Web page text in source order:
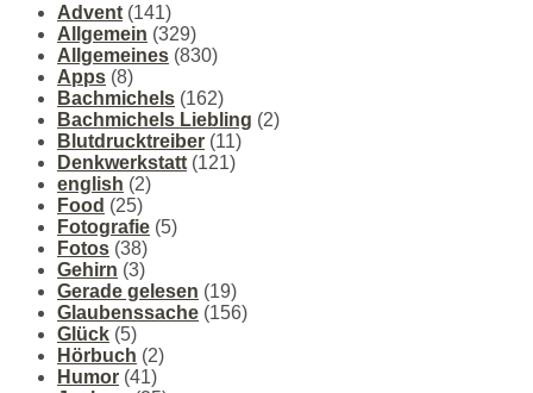
Advent (141)
Allgemein (329)
Allgemeines (830)
Apps (8)
Bachmichels (162)
Bachmichels Liebling (2)
Blutdrucktreiber (11)
Denkwerkstatt (121)
english (2)
Food (25)
Fotografie (5)
Fotos (38)
Gehirn (3)
Gerade gelesen (19)
Glaubenssache (156)
Glück (5)
Hörbuch (2)
Humor (41)